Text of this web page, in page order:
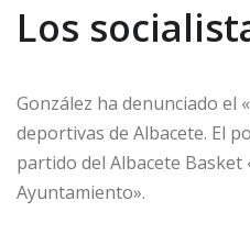
Los
González ha denunciado el
deportivas de Albacete. El
partido del Albacete
Ayuntamiento».